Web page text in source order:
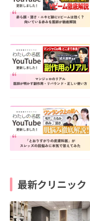
最新クリニック